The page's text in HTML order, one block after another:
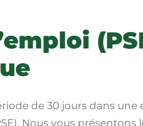
de 30 jours dans une
Nous vous